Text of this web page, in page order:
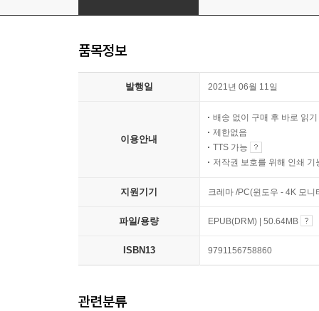
품목정보
발행일 2021년 06월 11일
이용안내
배송 없이 구매 후 바로 읽기
제한없음
TTS 가능
저작권 보호를 위해 인쇄 기
지원기기 크레마 /PC(윈도우 - 4K 모
파일/용량 EPUB(DRM) | 50.64MB
ISBN13 9791156758860
관련분류